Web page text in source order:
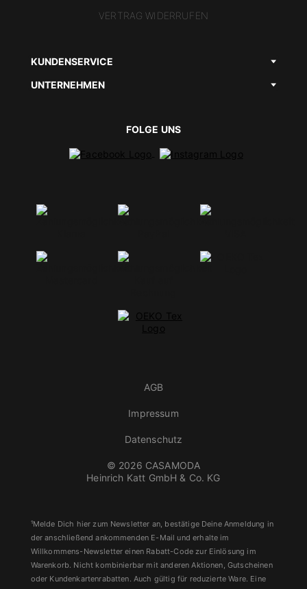
VERTRAG WIDERRUFEN
KUNDENSERVICE
UNTERNEHMEN
FOLGE UNS
© 2026 CASAMODA
Heinrich Katt GmbH & Co. KG
AGB
Impressum
Datenschutz
¹Melde Dich hier zum Newsletter an, bestätige Deine Anmeldung in
der anschließend ankommenden E-Mail und erhalte im
Willkommens-Newsletter einen Rabatt-Code zur Einlösung im
Warenkorb. Nicht kombinierbar mit anderen Aktionen, Gutscheinen
oder Kundenkartenrabatten. Auch gültig für reduzierte Ware. Eine